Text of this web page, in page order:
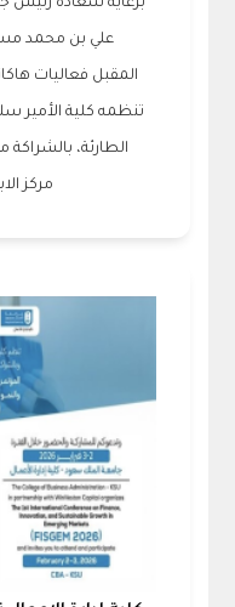
برعاية سعادة رئيس
علي بن محمد
المقبل فعاليات
تنظمه كلية الأمير
الطارئة، بالشراكة
مركز